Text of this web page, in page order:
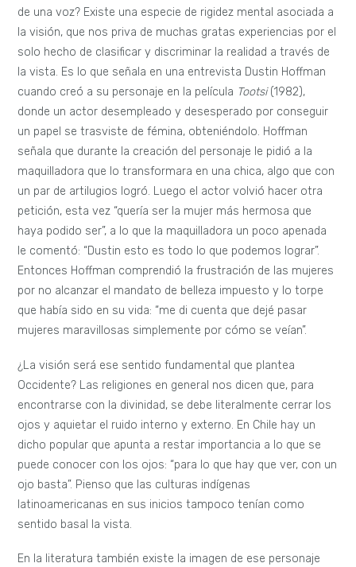
de una voz? Existe una especie de rigidez mental asociada a
la visión, que nos priva de muchas gratas experiencias por el
solo hecho de clasificar y discriminar la realidad a través de
la vista. Es lo que señala en una entrevista Dustin Hoffman
cuando creó a su personaje en la película Tootsi(1982),
donde un actor desempleado y desesperado por conseguir
un papel se trasviste de fémina, obteniéndolo. Hoffman
señala que durante la creación del personaje le pidió a la
maquilladora que lo transformara en una chica, algo que con
un par de artilugios logró. Luego el actor volvió hacer otra
petición, esta vez “quería ser la mujer más hermosa que
haya podido ser”, a lo que la maquilladora un poco apenada
le comentó: “Dustin esto es todo lo que podemos lograr”.
Entonces Hoffman comprendió la frustración de las mujeres
por no alcanzar el mandato de belleza impuesto y lo torpe
que había sido en su vida: “me di cuenta que dejé pasar
mujeres maravillosas simplemente por cómo se veían”.
¿La visión será ese sentido fundamental que plantea
Occidente? Las religiones en general nos dicen que, para
encontrarse con la divinidad, se debe literalmente cerrar los
ojos y aquietar el ruido interno y externo. En Chile hay un
dicho popular que apunta a restar importancia a lo que se
puede conocer con los ojos: “para lo que hay que ver, con un
ojo basta”. Pienso que las culturas indígenas
latinoamericanas en sus inicios tampoco tenían como
sentido basal la vista.
En la literatura también existe la imagen de ese personaje